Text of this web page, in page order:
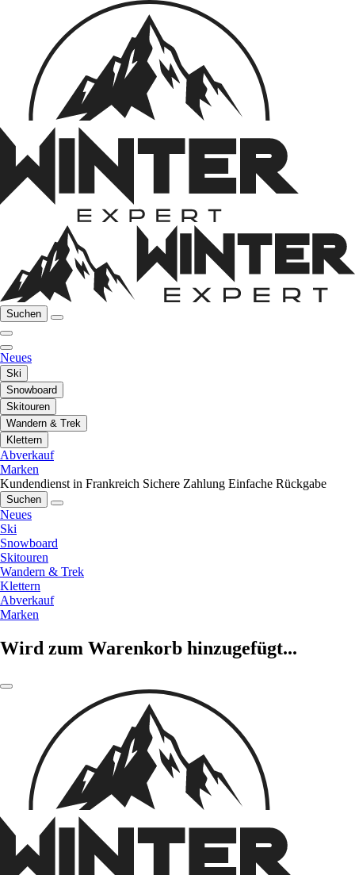
Suchen
Neues
Ski
Snowboard
Skitouren
Wandern & Trek
Klettern
Abverkauf
Marken
Kundendienst in Frankreich Sichere Zahlung Einfache Rückgabe
Suchen
Neues
Ski
Snowboard
Skitouren
Wandern & Trek
Klettern
Abverkauf
Marken
Wird zum Warenkorb hinzugefügt...